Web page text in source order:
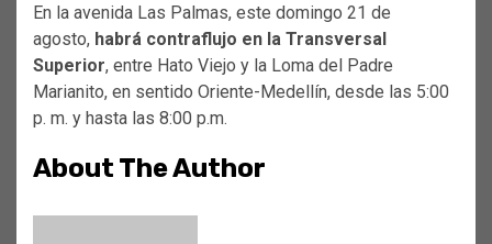
En la avenida Las Palmas, este domingo 21 de
agosto, habrá contraflujo en la Transversal
Superior, entre Hato Viejo y la Loma del Padre
Marianito, en sentido Oriente-Medellín, desde las 5:00
p. m. y hasta las 8:00 p.m.
About The Author